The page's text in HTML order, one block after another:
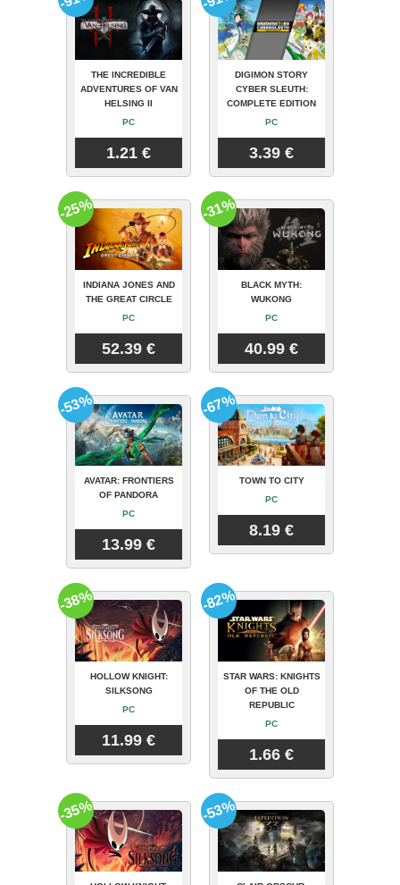
THE INCREDIBLE
ADVENTURES OF VAN
HELSING II
PC
1.21 €
DIGIMON STORY
CYBER SLEUTH:
COMPLETE EDITION
PC
3.39 €
INDIANA JONES AND
THE GREAT CIRCLE
PC
52.39 €
-25%
BLACK MYTH:
WUKONG
PC
40.99 €
-31%
AVATAR: FRONTIERS
OF PANDORA
PC
13.99 €
-53%
TOWN TO CITY
PC
8.19 €
-67%
HOLLOW KNIGHT:
SILKSONG
PC
11.99 €
-38%
STAR WARS: KNIGHTS
OF THE OLD
REPUBLIC
PC
1.66 €
-82%
-35% -53%